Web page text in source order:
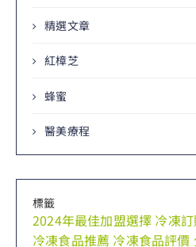
精選文章
紅樟芝
蜂蜜
醫美療程
標籤
2024年最佳加盟選擇 冷凍
冷凍食品推薦 冷凍食品評價